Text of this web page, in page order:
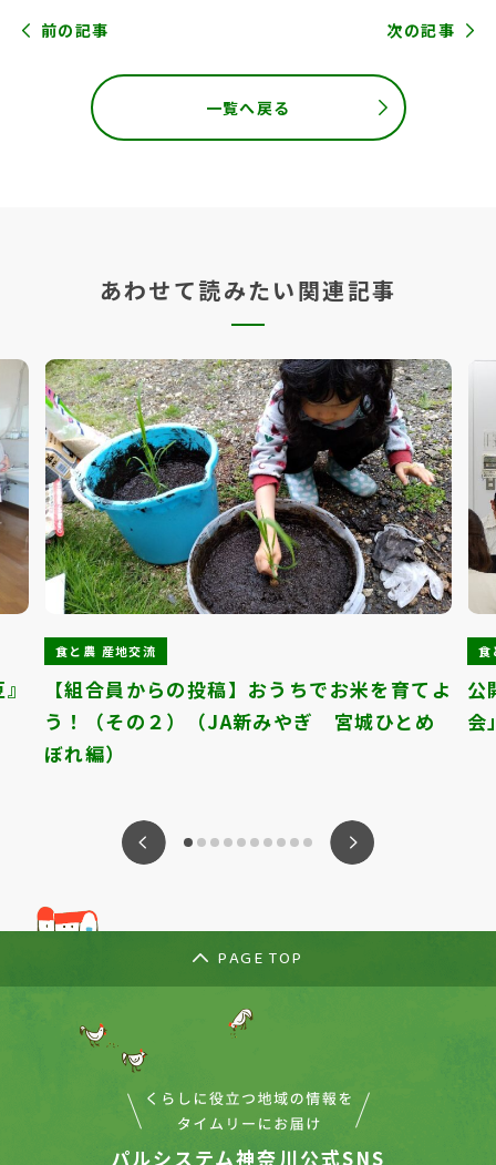
前の記事 次の記事
一覧へ戻る
あわせて読みたい関連記事
食と農 産地交流
【組合員からの投稿】おうちでお米を育てよ
う！（その２）（JA新みやぎ 宮城ひとめ
ぼれ編）
食
公
会
PAGE TOP
パルシステム神奈川公式SNS